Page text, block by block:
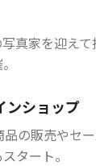
真家を迎え
ンショップ
の販売やセ
タート。